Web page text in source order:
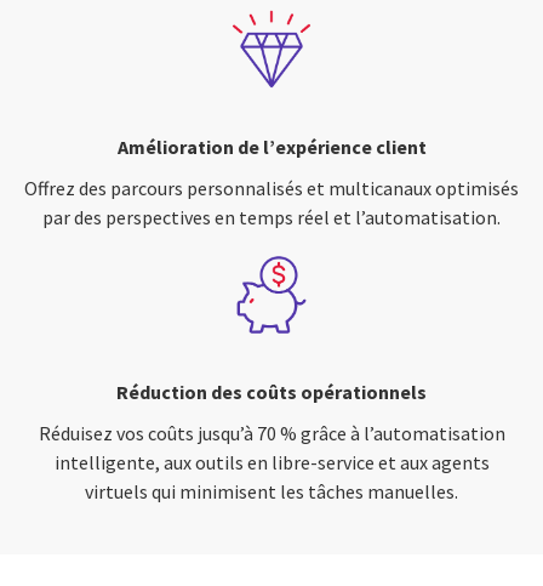
Amélioration de l’expérience client
Offrez des parcours personnalisés et multicanaux optimisés
par des perspectives en temps réel et l’automatisation.
Réduction des coûts opérationnels
Réduisez vos coûts jusqu’à 70 % grâce à l’automatisation
intelligente, aux outils en libre-service et aux agents
virtuels qui minimisent les tâches manuelles.